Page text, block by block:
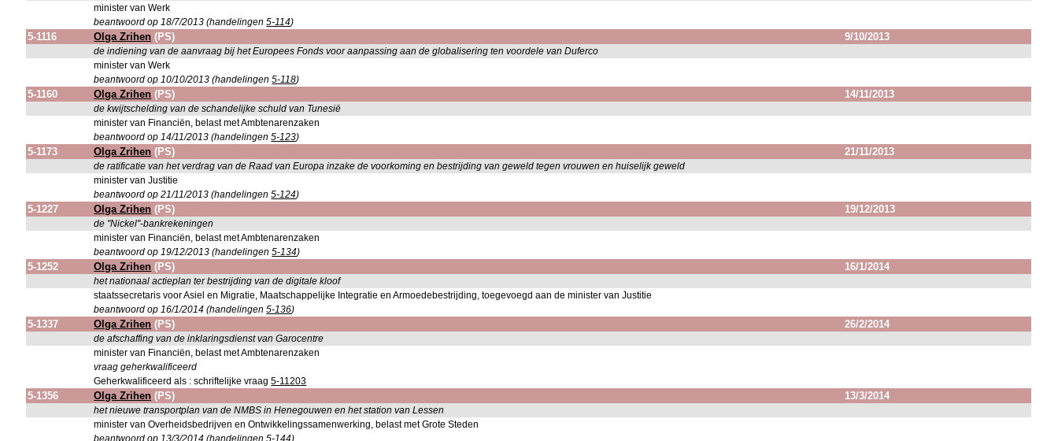
minister van Werk
beantwoord op 18/7/2013 (handelingen5-114)
5-1116 Olga Zrihen (PS) 9/10/2013
de indiening van de aanvraag bij het Europees Fonds voor aanpassing aan de globalisering ten voordele van Duferco
minister van Werk
beantwoord op 10/10/2013 (handelingen5-118)
5-1160 Olga Zrihen (PS) 14/11/2013
de kwijtschelding van de schandelijke schuld van Tunesië
minister van Financiën, belast met Ambtenarenzaken
beantwoord op 14/11/2013 (handelingen5-123)
5-1173 Olga Zrihen (PS) 21/11/2013
de ratificatie van het verdrag van de Raad van Europa inzake de voorkoming en bestrijding van geweld tegen vrouwen en huiselijk geweld
minister van Justitie
beantwoord op 21/11/2013 (handelingen5-124)
5-1227 Olga Zrihen (PS) 19/12/2013
de "Nickel"-bankrekeningen
minister van Financiën, belast met Ambtenarenzaken
beantwoord op 19/12/2013 (handelingen5-134)
5-1252 Olga Zrihen (PS) 16/1/2014
het nationaal actieplan ter bestrijding van de digitale kloof
staatssecretaris voor Asiel en Migratie, Maatschappelijke Integratie en Armoedebestrijding, toegevoegd aan de minister van Justitie
beantwoord op 16/1/2014 (handelingen5-136)
5-1337 Olga Zrihen (PS) 26/2/2014
de afschaffing van de inklaringsdienst van Garocentre
minister van Financiën, belast met Ambtenarenzaken
vraag geherkwalificeerd
Geherkwalificeerd als : schriftelijke vraag5-11203
5-1356 Olga Zrihen (PS) 13/3/2014
het nieuwe transportplan van de NMBS in Henegouwen en het station van Lessen
minister van Overheidsbedrijven en Ontwikkelingssamenwerking, belast met Grote Steden
beantwoord op 13/3/2014 (handelingen5-144)